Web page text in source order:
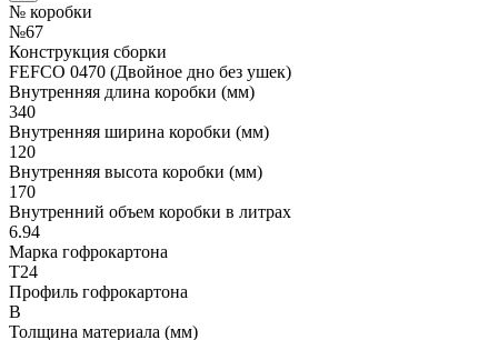
№ коробки
№67
Конструкция сборки
FEFCO 0470 (Двойное дно без ушек)
Внутренняя длина коробки (мм)
340
Внутренняя ширина коробки (мм)
120
Внутренняя высота коробки (мм)
170
Внутренний объем коробки в литрах
6.94
Марка гофрокартона
Т24
Профиль гофрокартона
B
Толщина материала (мм)